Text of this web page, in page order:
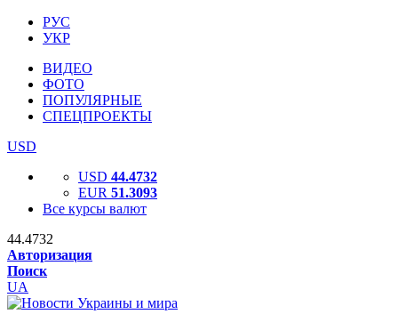
РУС
УКР
ВИДЕО
ФОТО
ПОПУЛЯРНЫЕ
СПЕЦПРОЕКТЫ
USD
USD 44.4732
EUR 51.3093
Все курсы валют
44.4732
Авторизация
Поиск
UA